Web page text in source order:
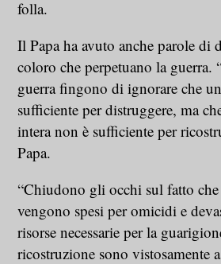
folla.
Il Papa ha avuto anche parole di
coloro che perpetuano la guerra.
guerra fingono di ignorare che
sufficiente per distruggere, ma
intera non è sufficiente per
Papa.
“Chiudono gli occhi sul fatto
vengono spesi per omicidi e
risorse necessarie per la
ricostruzione sono vistosamente